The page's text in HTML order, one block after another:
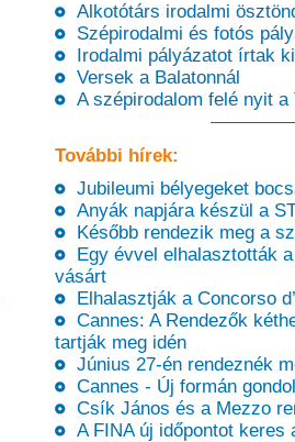
Alkotótárs irodalmi
Szépirodalmi és fotós
Irodalmi pályázatot írtak
Versek a Balatonnál
A szépirodalom felé nyit a
További hírek:
Jubileumi bélyegeket
Anyák napjára készül a
Később rendezik meg a
Egy évvel elhalasztották
vásárt
Elhalasztják a Concorso
Cannes: A Rendezők
tartják meg idén
Június 27-én rendeznék
Cannes - Új formán
Csík János és a Mezzo
A FINA új időpontot keres